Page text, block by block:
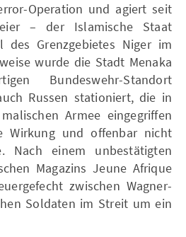
Operation und agiert seit
– der Islamische Staat
Grenzgebietes Niger im
wurde die Stadt Menaka
Bundeswehr-Standort
Russen stationiert, die in
Armee eingegriffen
Wirkung und offenbar nicht
Nach einem unbestätigten
Magazins Jeune Afrique
zwischen Wagner-
Soldaten im Streit um ein